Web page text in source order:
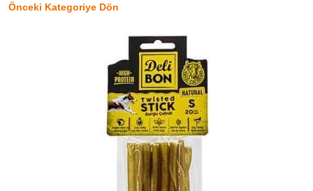
Önceki Kategoriye Dön